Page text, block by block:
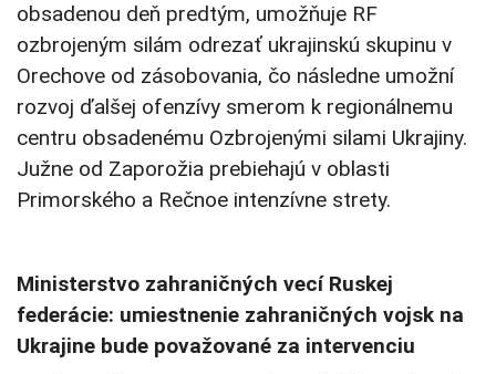
obsadenou deň predtým, umožňuje RF
ozbrojeným silám odrezať ukrajinskú skupinu v
Orechove od zásobovania, čo následne umožní
rozvoj ďalšej ofenzívy smerom k regionálnemu
centru obsadenému Ozbrojenými silami Ukrajiny.
Južne od Zaporožia prebiehajú v oblasti
Primorského a Rečnoe intenzívne strety.
Ministerstvo zahraničných vecí Ruskej
federácie: umiestnenie zahraničných vojsk na
Ukrajine bude považované za intervenciu